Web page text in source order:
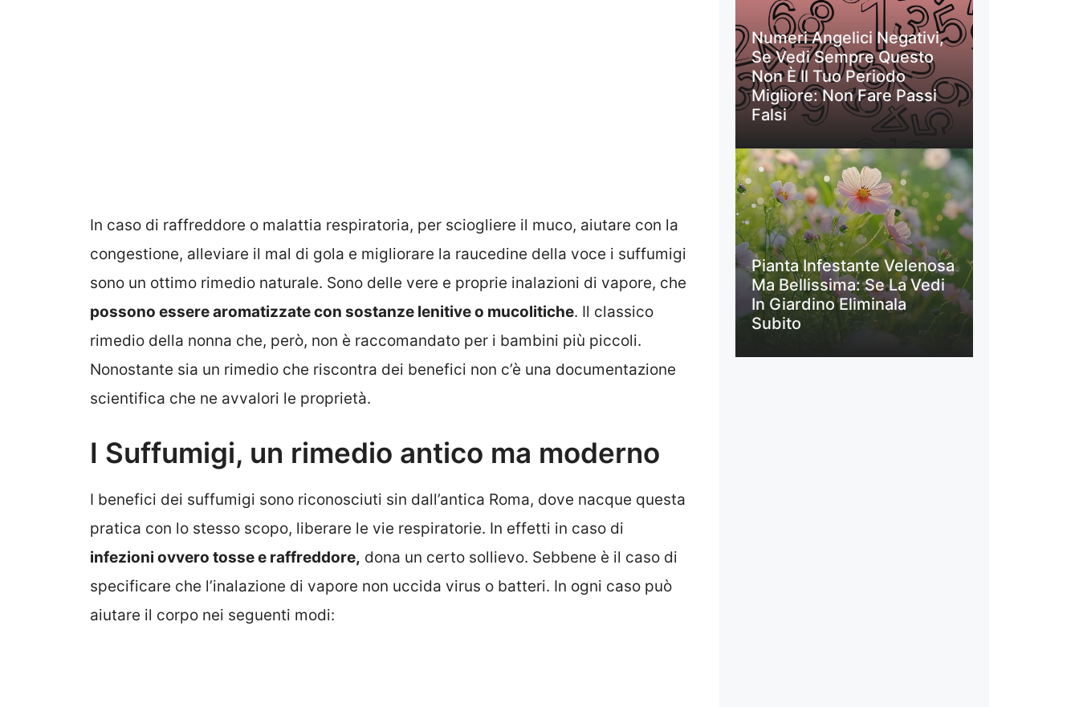
In caso di raffreddore o malattia respiratoria, per sciogliere il muco, aiutare con la
congestione, alleviare il mal di gola e migliorare la raucedine della voce i suffumigi
sono un ottimo rimedio naturale. Sono delle vere e proprie inalazioni di vapore, che
possono essere aromatizzate con sostanze lenitive o mucolitiche. Il classico
rimedio della nonna che, però, non è raccomandato per i bambini più piccoli.
Nonostante sia un rimedio che riscontra dei benefici non c’è una documentazione
scientifica che ne avvalori le proprietà.
I Suffumigi, un rimedio antico ma moderno
I benefici dei suffumigi sono riconosciuti sin dall’antica Roma, dove nacque questa
pratica con lo stesso scopo, liberare le vie respiratorie. In effetti in caso di
infezioni ovvero tosse e raffreddore, dona un certo sollievo. Sebbene è il caso di
specificare che l’inalazione di vapore non uccida virus o batteri. In ogni caso può
aiutare il corpo nei seguenti modi:
Numeri Angelici Negativi,
Se Vedi Sempre Questo
Non È Il Tuo Periodo
Migliore: Non Fare Passi
Falsi
Pianta Infestante Velenosa
Ma Bellissima: Se La Vedi
In Giardino Eliminala
Subito